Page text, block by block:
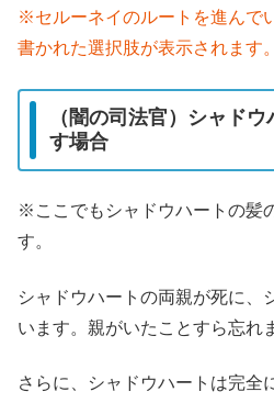
※セルーネイのルートを進んで
書かれた選択肢が表示されます。
（闇の司法官）シャド
す場合
※ここでもシャドウハートの髪
す。
シャドウハートの両親が死に、
います。親がいたことすら忘れ
さらに、シャドウハートは完全